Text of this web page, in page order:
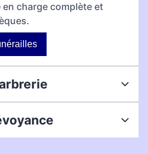
charge complète et